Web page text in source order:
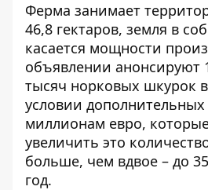
Ферма занимает
46,8 гектаров, земля в
касается мощности
объявлении анонсируют
тысяч норковых шкурок
условии
миллионам евро,
увеличить это
больше, чем вдвое – до
год.